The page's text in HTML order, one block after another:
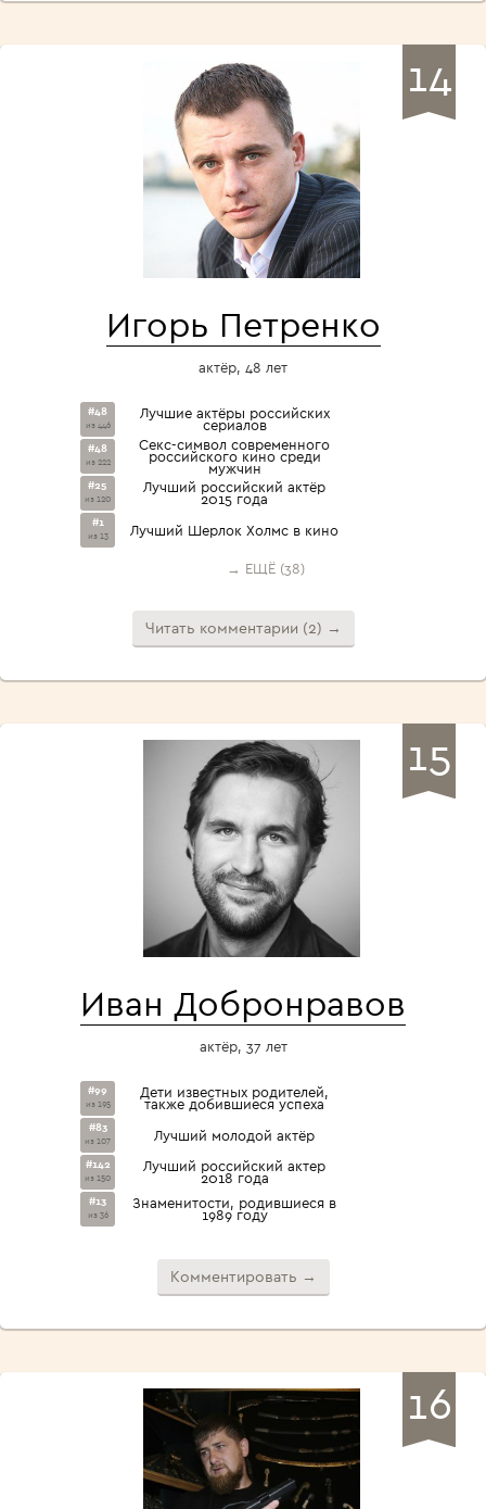
14
Игорь Петренко
актёр, 48 лет
#48
из 446
Лучшие актёры российских
сериалов
#48
из 222
Секс-символ современного
российского кино среди
мужчин
#25
из 120
Лучший российский актёр
2015 года
#1
из 13 Лучший Шерлок Холмс в кино
→ ЕЩЁ (38)
Читать комментарии (2) →
15
Иван Добронравов
актёр, 37 лет
#99
из 195
Дети известных родителей,
также добившиеся успеха
#83
из 107 Лучший молодой актёр
#142
из 150
Лучший российский актер
2018 года
#13
из 36
Знаменитости, родившиеся в
1989 году
Комментировать →
16